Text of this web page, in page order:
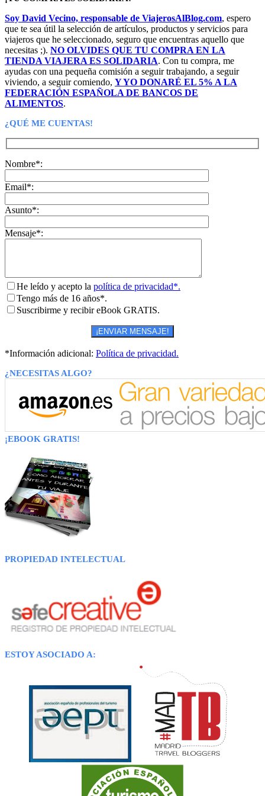
98,04€.97,89€.
Soy David Vecino, responsable de ViajerosAlBlog.com, espero
que te sea útil la selección de artículos, productos y servicios para
viajeros que he seleccionado, seguro que encuentras aquello que
necesitas ;). NO OLVIDES QUE TU COMPRA EN LA
TIENDA VIAJERA ES SOLIDARIA. Con tu compra, me
ayudas con una pequeña comisión a seguir trabajando, a seguir
viviendo, a seguir comiendo, Y YO DONARÉ EL 5% A LA
FEDERACIÓN ESPAÑOLA DE BANCOS DE
ALIMENTOS.
¿QUÉ ME CUENTAS!
Nombre*:
Email*:
Asunto*:
Mensaje*:
He leído y acepto la política de privacidad*.
Tengo más de 16 años*.
Suscribirme y recibir eBook GRATIS.
*Información adicional: Política de privacidad.
¿NECESITAS ALGO?
¡EBOOK GRATIS!
PROPIEDAD INTELECTUAL
ESTOY ASOCIADO A: